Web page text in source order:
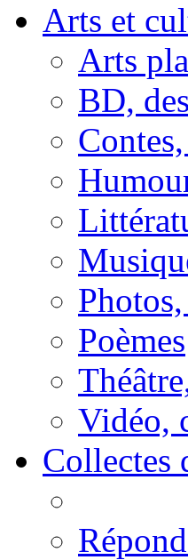
Arts et
Arts
BD,
Poèmes
Vidéo,
Collectes